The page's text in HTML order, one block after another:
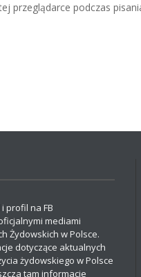
przeglądarce podczas
i profil na FB
mediami
Żydowskich w Polsce.
dotyczące aktualnych
żydowskiego w Polsce
tam informacje